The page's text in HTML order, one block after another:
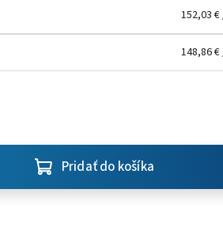
152,03 €
148,86 €
Pridať do košíka